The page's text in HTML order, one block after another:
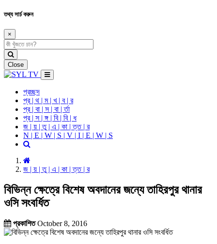
তথ্য সার্চ করুন
×
Close
প্রচ্ছদ
প্র | থ | ম | খ | ব | র
প্র | বা | স | বা | র্তা
প্র | স | ঙ্গ | বি | বি | ধ
জ | য় | তু | এ | কা | ত্ত | র
N | E | W | S | V | I | E | W | S
জ | য় | তু | এ | কা | ত্ত | র
বিভিন্ন ক্ষেত্রে বিশেষ অবদানের জন্যে তাহিরপুর থানার
ওসি সংবর্ধিত
প্রকাশিতOctober 8, 2016